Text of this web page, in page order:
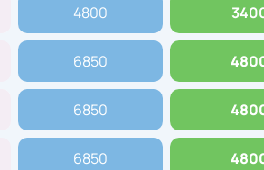
4800
6850
6850
6850